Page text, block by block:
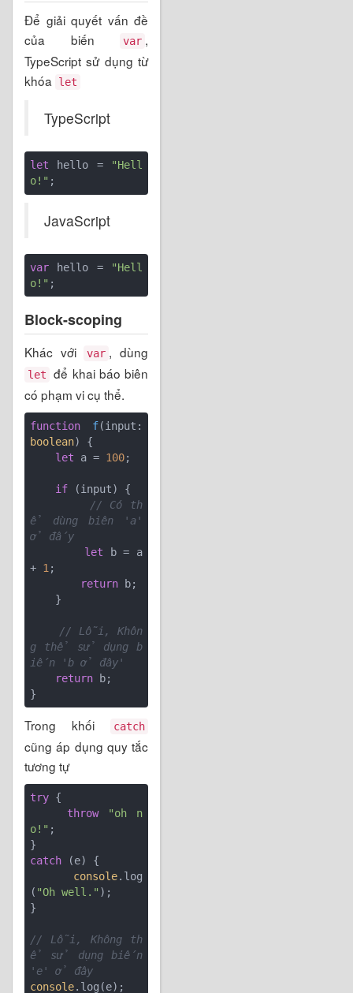
Để giải quyết vấn đề
của biến
var ,
TypeScript sử dụng từ
khóa
let
TypeScript
let hello =
"Hell
o!"
JavaScript
var hello =
"Hell
o!"
Block-scoping
Khác với var , dùng
let
để khai báo biên
có phạm vi cụ thể.
function f(
boolean) {
let a = 100;
if (input) {
// Có th
ể dùng biên 'a'
ở đấy
let b = a
+ 1 ;
return b;
// Lỗi, Khôn
g thể sử dụng b
iến 'b ở đây'
return b;
Trong khối catch
cũng áp dụng quy tắc
tương tự
try {
throw
"oh n
o!" ;
catch (e) {
console.log
( "Oh well." );
}
// Lỗi, Không th
ể sử dụng biến
'e' ở đây
console